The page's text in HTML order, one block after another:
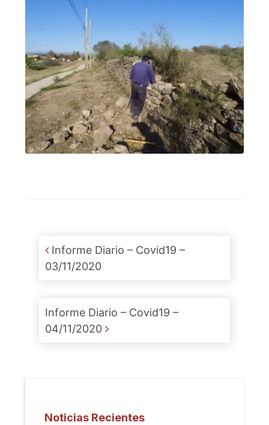
Post navigation
Informe Diario – Covid19 –
03/11/2020
Informe Diario – Covid19 –
04/11/2020
Noticias Recientes